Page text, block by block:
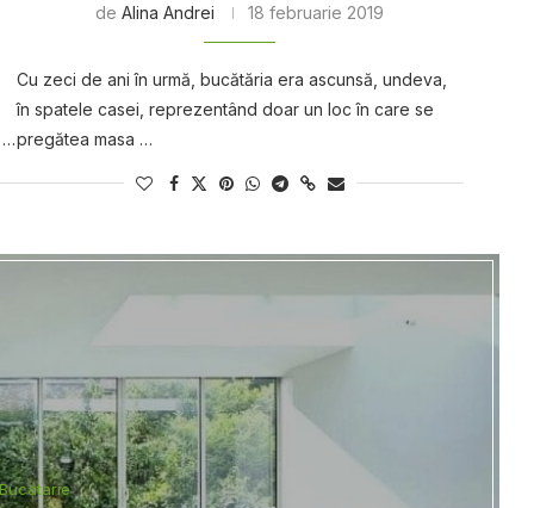
…
deAlina Andrei 18 februarie 2019
Cu zeci de ani în urmă, bucătăria era ascunsă, undeva,
în spatele casei, reprezentând doar un loc în care se
pregătea masa …